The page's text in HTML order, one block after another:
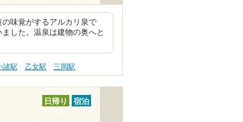
味覚がするアルカリ泉で
した。温泉は建物の奥へと
諸駅 乙女駅 三岡駅
日帰り 宿泊